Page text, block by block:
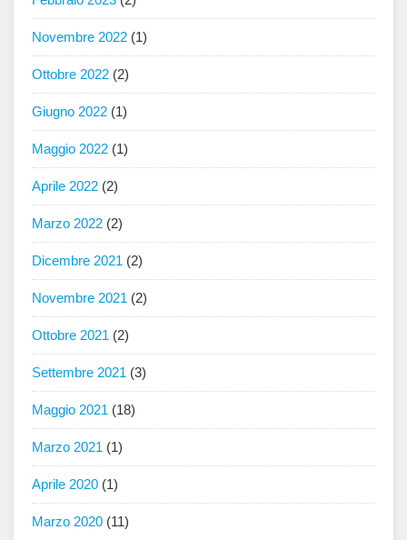
Novembre 2022 (1)
Ottobre 2022 (2)
Giugno 2022 (1)
Maggio 2022 (1)
Aprile 2022 (2)
Marzo 2022 (2)
Dicembre 2021 (2)
Novembre 2021 (2)
Ottobre 2021 (2)
Settembre 2021 (3)
Maggio 2021 (18)
Marzo 2021 (1)
Aprile 2020 (1)
Marzo 2020 (11)